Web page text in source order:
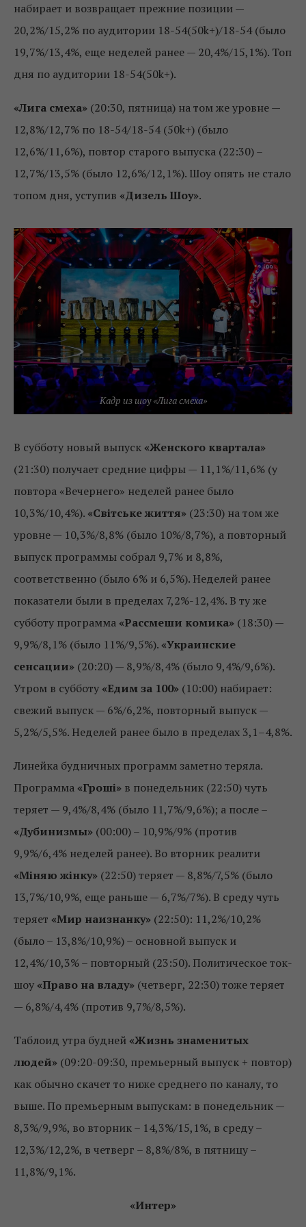
набирает и возвращает прежние позиции —
20,2%/15,2% по аудитории 18-54(50k+)/18-54 (было
19,7%/13,4%, еще неделей ранее — 20,4%/15,1%). Топ
дня по аудитории 18-54(50k+).
«Лига смеха» (20:30, пятница) на том же уровне —
12,8%/12,7% по 18-54/18-54 (50k+) (было
12,6%/11,6%), повтор старого выпуска (22:30) –
12,7%/13,5% (было 12,6%/12,1%). Шоу опять не стало
топом дня, уступив «Дизель Шоу».
Кадр из шоу «Лига смеха»
В субботу новый выпуск «Женского квартала»
(21:30) получает средние цифры — 11,1%/11,6% (у
повтора «Вечернего» неделей ранее было
10,3%/10,4%). «Світське життя» (23:30) на том же
уровне — 10,3%/8,8% (было 10%/8,7%), а повторный
выпуск программы собрал 9,7% и 8,8%,
соответственно (было 6% и 6,5%). Неделей ранее
показатели были в пределах 7,2%-12,4%. В ту же
субботу программа «Рассмеши комика» (18:30) —
9,9%/8,1% (было 11%/9,5%). «Украинские
сенсации» (20:20) — 8,9%/8,4% (было 9,4%/9,6%).
Утром в субботу «Едим за 100» (10:00) набирает:
свежий выпуск — 6%/6,2%, повторный выпуск —
5,2%/5,5%. Неделей ранее было в пределах 3,1–4,8%.
Линейка будничных программ заметно теряла.
Программа «Гроші» в понедельник (22:50) чуть
теряет — 9,4%/8,4% (было 11,7%/9,6%); а после –
«Дубинизмы» (00:00) – 10,9%/9% (против
9,9%/6,4% неделей ранее). Во вторник реалити
«Міняю жінку» (22:50) теряет — 8,8%/7,5% (было
13,7%/10,9%, еще раньше — 6,7%/7%). В среду чуть
теряет «Мир наизнанку» (22:50): 11,2%/10,2%
(было – 13,8%/10,9%) – основной выпуск и
12,4%/10,3% – повторный (23:50). Политическое ток-
шоу «Право на владу» (четверг, 22:30) тоже теряет
— 6,8%/4,4% (против 9,7%/8,5%).
Таблоид утра будней «Жизнь знаменитых
людей» (09:20-09:30, премьерный выпуск + повтор)
как обычно скачет то ниже среднего по каналу, то
выше. По премьерным выпускам: в понедельник —
8,3%/9,9%, во вторник – 14,3%/15,1%, в среду –
12,3%/12,2%, в четверг – 8,8%/8%, в пятницу –
11,8%/9,1%.
«Интер»